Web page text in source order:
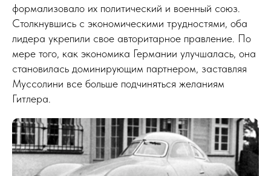
формализовало их политический и военный союз.
Столкнувшись с экономическими трудностями, оба
лидера укрепили свое авторитарное правление. По
мере того, как экономика Германии улучшалась, она
становилась доминирующим партнером, заставляя
Муссолини все больше подчиняться желаниям
Гитлера.